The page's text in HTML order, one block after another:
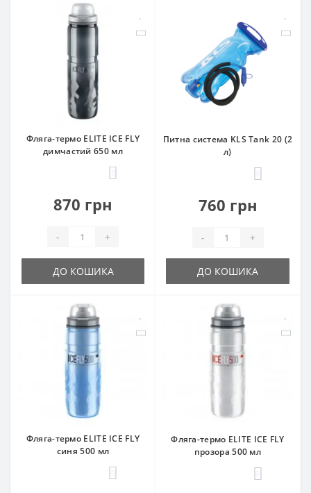
Фляга-термо ELITE ICE FLY
димчастий 650 мл
870 грн
- +
ДО КОШИКА
Питна система KLS Tank 20 (2
л)
760 грн
- +
ДО КОШИКА
Фляга-термо ELITE ICE FLY
синя 500 мл
Фляга-термо ELITE ICE FLY
прозора 500 мл